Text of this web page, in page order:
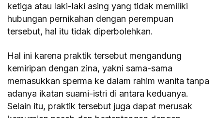
ketiga atau laki-laki asing yang tidak memiliki
hubungan pernikahan dengan perempuan
tersebut, hal itu tidak diperbolehkan.
Hal ini karena praktik tersebut mengandung
kemiripan dengan zina, yakni sama-sama
memasukkan sperma ke dalam rahim wanita tanpa
adanya ikatan suami-istri di antara keduanya.
Selain itu, praktik tersebut juga dapat merusak